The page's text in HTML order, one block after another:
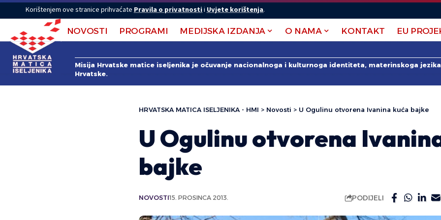
Korištenjem ove stranice prihvaćate Pravila o privatnostii Uvjete korištenja.
NOVOSTI PROGRAMI MEDIJSKA IZDANJA O NAMA KONTAKT EU
Misija Hrvatske matice iseljenika je očuvanje nacionalnoga i kulturnoga identiteta, materinskoga
Hrvatske.
HRVATSKA MATICA ISELJENIKA - HMI > Novosti > U Ogulinu otvorena Ivanina kuća bajke
U Ogulinu otvorena
bajke
NOVOSTI15. PROSINCA 2013. PODIJELI